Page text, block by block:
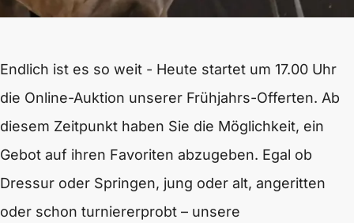
Endlich ist es so weit - Heute startet um 17.00 Uhr
die Online-Auktion unserer Frühjahrs-Offerten. Ab
diesem Zeitpunkt haben Sie die Möglichkeit, ein
Gebot auf ihren Favoriten abzugeben. Egal ob
Dressur oder Springen, jung oder alt, angeritten
oder schon turniererprobt – unsere